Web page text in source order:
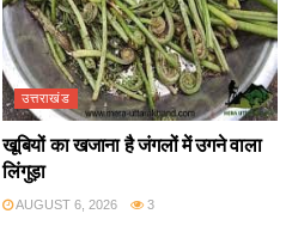
उत्तराखंड
खूबियों का खजाना है जंगलों में उगने वाला
लिंगुड़ा
AUGUST 6, 2026 3